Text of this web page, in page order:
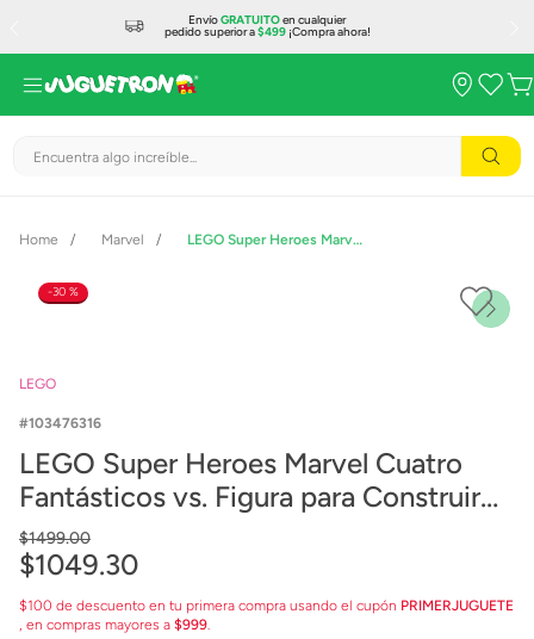
EnvíoGRATUITOen cualquier
pedido superior a$499¡Compra ahora!
Encuentra algo increíble...
Marvel LEGO Super Heroes Marvel Cuatro Fantásticos vs. Figura para Construir de Galactus 76316
30 %
LEGO
103476316
LEGO Super Heroes Marvel Cuatro
Fantásticos vs. Figura para Construir
de Galactus 76316
$1499.00
$1049.30
$100 de descuento en tu primera compra usando el cupón PRIMERJUGUETE
, en compras mayores a $999.